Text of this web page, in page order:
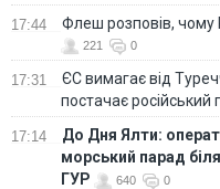
17:44 Флеш розповів, чому
221 0
17:31
ЄС вимагає від
постачає російський
17:14
До Дня Ялти:
морський парад
ГУР
640 0